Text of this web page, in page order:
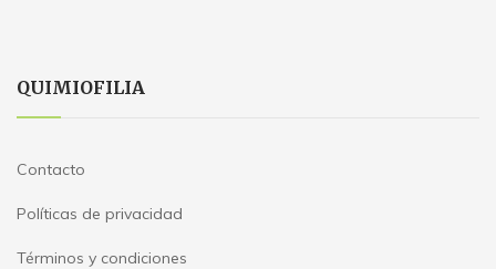
QUIMIOFILIA
Contacto
Políticas de privacidad
Términos y condiciones